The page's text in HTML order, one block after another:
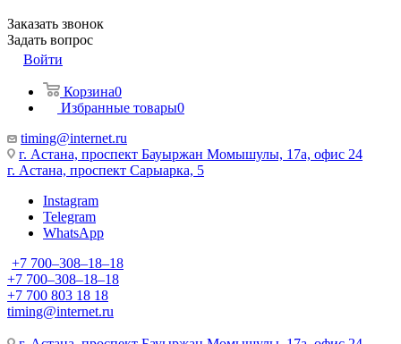
Заказать звонок
Задать вопрос
Войти
Корзина0
Избранные товары0
timing@internet.ru
г. Астана, проспект Бауыржан Момышулы, 17а, офис 24
г. Астана, проспект Сарыарка, 5
Instagram
Telegram
WhatsApp
+7 700‒308‒18‒18
+7 700‒308‒18‒18
+7 700 803 18 18
timing@internet.ru